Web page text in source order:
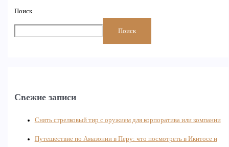
Поиск
Поиск
Свежие записи
Снять стрелковый тир с оружием для корпоратива или компании
Путешествие по Амазонии в Перу: что посмотреть в Икитосе и